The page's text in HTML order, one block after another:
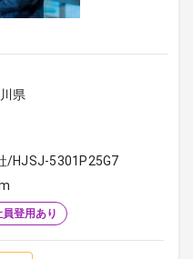
県
/HJSJ-5301P25G7
員登用あり